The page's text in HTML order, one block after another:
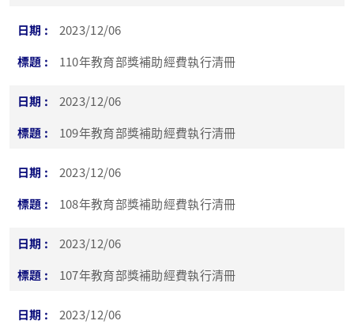
2023/12/06
110年教育部獎補助經費執行清冊
2023/12/06
109年教育部獎補助經費執行清冊
2023/12/06
108年教育部獎補助經費執行清冊
2023/12/06
107年教育部獎補助經費執行清冊
2023/12/06